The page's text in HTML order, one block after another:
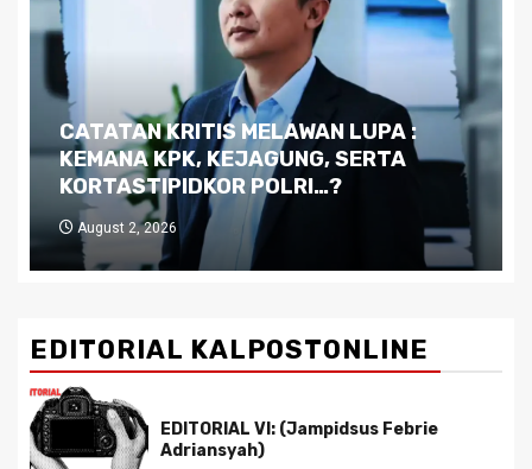
Dilema Kaltim di Tengah Krisis:
Kutukan Sumber Daya Alam dan
Pemimpin yang Tak Kreatif
July 29, 2026
EDITORIAL KALPOSTONLINE
EDITORIAL VI: (Jampidsus Febrie
Adriansyah)